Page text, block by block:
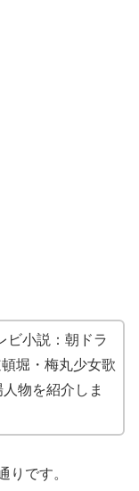
ビ小説：朝ドラ
堀・梅丸少女歌
物を紹介しま
りです。